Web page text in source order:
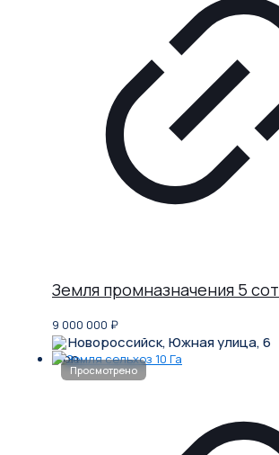
Земля промназначения 5 сот
9 000 000 ₽
Новороссийск, Южная улица, 6